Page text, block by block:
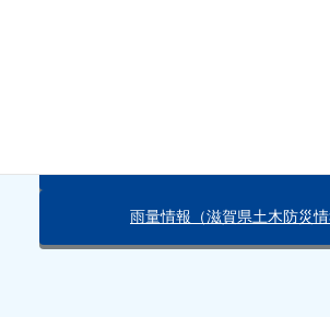
雨量情報（滋賀県土木防災情